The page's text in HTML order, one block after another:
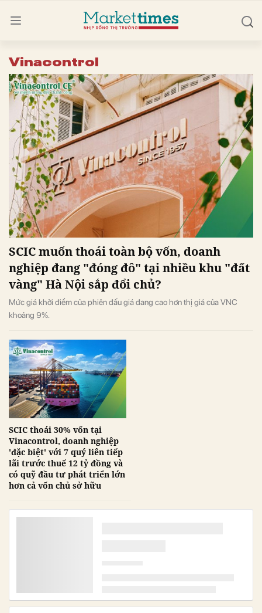
Vinacontrol
SCIC muốn thoái toàn bộ vốn, doanh
nghiệp đang "đóng đô" tại nhiều khu "đất
vàng" Hà Nội sắp đổi chủ?
Mức giá khởi điểm của phiên đấu giá đang cao hơn thị giá của VNC
khoảng 9%.
SCIC thoái 30% vốn tại
Vinacontrol, doanh nghiệp
'đặc biệt' với 7 quý liên tiếp
lãi trước thuế 12 tỷ đồng và
có quỹ đầu tư phát triển lớn
hơn cả vốn chủ sở hữu